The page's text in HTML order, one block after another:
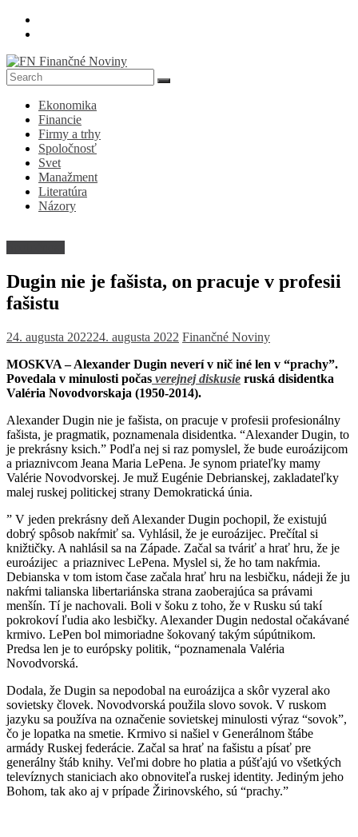
Skip
FN
Finančné
Noviny
Denník
ekonomike
spoločnosti
Ekonomika
Financie
Firmy a trhy
Spoločnosť
Svet
Manažment
Literatúra
Názory
Dugin nie je fašista, on pracuje v profesii
fašistu
24. augusta 202224. augusta 2022 Finančné Noviny
MOSKVA – Alexander Dugin neverí v nič iné len v “prachy”.
Povedala v minulosti počas verejnej diskusie ruská disidentka
Valéria Novodvorskaja (1950-2014).
Alexander Dugin nie je fašista, on pracuje v profesii profesionálny
fašista, je pragmatik, poznamenala disidentka. “Alexander Dugin, to
je prekrásny ksich.” Podľa nej si raz pomyslel, že bude euroázijcom
a priaznivcom Jeana Maria LePena. Je synom priateľky mamy
Valérie Novodvorskej. Je muž Eugénie Debrianskej, zakladateľky
malej ruskej politickej strany Demokratická únia.
” V jeden prekrásny deň Alexander Dugin pochopil, že existujú
dobrý spôsob nakŕmiť sa. Vyhlásil, že je euroázijec. Prečítal si
knižtičky. A nahlásil sa na Západe. Začal sa tváriť a hrať hru, že je
euroázijec a priaznivec LePena. Myslel si, že ho tam nakŕmia.
Debianska v tom istom čase začala hrať hru na lesbičku, nádeji že ju
nakŕmi talianska libertariánska strana zaoberajúca sa právami
menšín. Tí je nachovali. Boli v šoku z toho, že v Rusku sú takí
pokrokoví ľudia ako lesbičky. Alexander Dugin nedostal očakávané
krmivo. LePen bol mimoriadne šokovaný takým súpútnikom.
Predsa len je to európsky politik, “poznamenala Valéria
Novodvorská.
Dodala, že Dugin sa nepodobal na euroázijca a skôr vyzeral ako
sovietsky človek. Novodvorská použila slovo sovok. V ruskom
jazyku sa používa na označenie sovietskej minulosti výraz “sovok”,
čo je lopatka na smetie. Krmivo si našiel v Generálnom štábe
armády Ruskej federácie. Začal sa hrať na fašistu a písať pre
generálny štáb knihy. Veľmi dobre ho platia a púšťajú vo všetkých
televíznych staniciach ako obnoviteľa ruskej identity. Jediným jeho
Bohom, tak ako aj v prípade Žirinovského, sú “prachy.”